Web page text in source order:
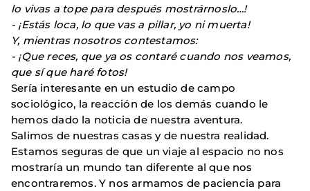
lo vivas a tope para después mostrárnoslo…!
- ¡Estás loca, lo que vas a pillar, yo ni muerta!
Y, mientras nosotros contestamos:
- ¡Que reces, que ya os contaré cuando nos veamos,
que sí que haré fotos!
Sería interesante en un estudio de campo
sociológico, la reacción de los demás cuando le
hemos dado la noticia de nuestra aventura.
Salimos de nuestras casas y de nuestra realidad.
Estamos seguras de que un viaje al espacio no nos
mostraría un mundo tan diferente al que nos
encontraremos. Y nos armamos de paciencia para